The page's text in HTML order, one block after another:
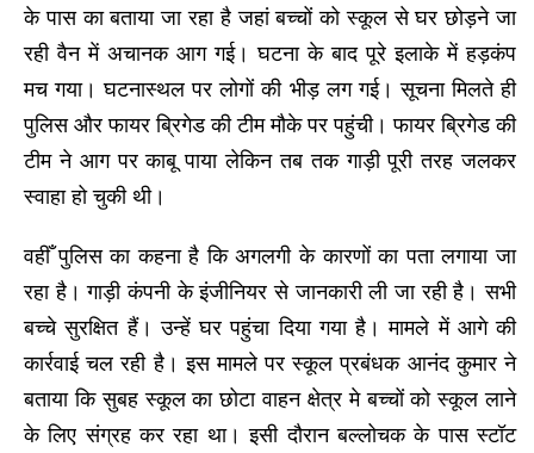
के पास का बताया जा रहा है जहां बच्चों को स्कूल से घर छोड़ने जा
रही वैन में अचानक आग गई। घटना के बाद पूरे इलाके में हड़कंप
मच गया। घटनास्थल पर लोगों की भीड़ लग गई। सूचना मिलते ही
पुलिस और फायर ब्रिगेड की टीम मौके पर पहुंची। फायर ब्रिगेड की
टीम ने आग पर काबू पाया लेकिन तब तक गाड़ी पूरी तरह जलकर
स्वाहा हो चुकी थी।
वहीँ पुलिस का कहना है कि अगलगी के कारणों का पता लगाया जा
रहा है। गाड़ी कंपनी के इंजीनियर से जानकारी ली जा रही है। सभी
बच्चे सुरक्षित हैं। उन्हें घर पहुंचा दिया गया है। मामले में आगे की
कार्रवाई चल रही है। इस मामले पर स्कूल प्रबंधक आनंद कुमार ने
बताया कि सुबह स्कूल का छोटा वाहन क्षेत्र मे बच्चों को स्कूल लाने
के लिए संग्रह कर रहा था। इसी दौरान बल्लोचक के पास स्टॉट